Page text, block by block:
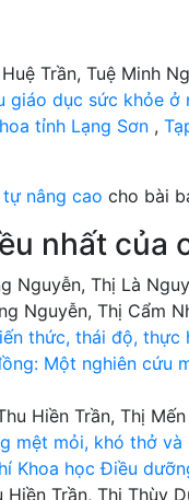
Trần, Tuệ Minh
dục sức khỏe ở
tỉnh Lạng Sơn ,
nâng cao cho bài
nhất của
Nguyễn, Thị Là
Nguyễn, Thị Cẩm
thức, thái độ, thực
Một nghiên cứu
Hiền Trần, Thị
mệt mỏi, khó thở
Khoa học Điều
Trần, Thị Thùy